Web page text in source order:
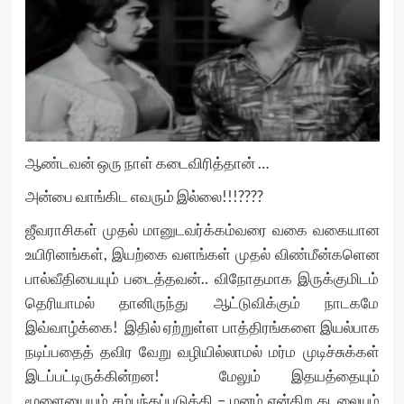
ஆண்டவன் ஒரு நாள் கடைவிரித்தான் …
அன்பை வாங்கிட எவரும் இல்லை!!!????
ஜீவராசிகள் முதல் மானுடவர்க்கம்வரை வகை வகையான
உயிரினங்கள், இயற்கை வளங்கள் முதல் விண்மீன்களென
பால்வீதியையும் படைத்தவன்.. விநோதமாக இருக்குமிடம்
தெரியாமல் தானிருந்து ஆட்டுவிக்கும் நாடகமே
இவ்வாழ்க்கை! இதில் ஏற்றுள்ள பாத்திரங்களை இயல்பாக
நடிப்பதைத் தவிர வேறு வழியில்லாமல் மர்ம முடிச்சுக்கள்
இடப்பட்டிருக்கின்றன! மேலும் இதயத்தையும்
மூளையையும் சம்பந்தப்படுத்தி – மனம் என்கிற கடலையும்